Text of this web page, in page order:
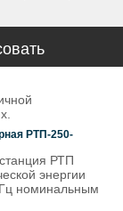
РТП-250-
РТП
энергии
Гц номинальным